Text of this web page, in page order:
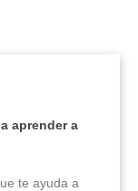
aprender a
te ayuda a